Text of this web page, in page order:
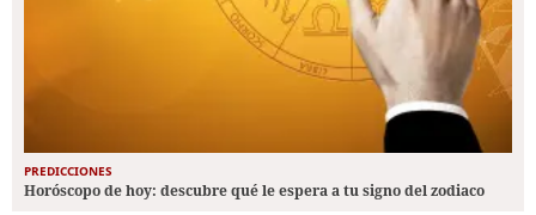
PREDICCIONES
Horóscopo de hoy: descubre qué le espera a tu signo del zodiaco